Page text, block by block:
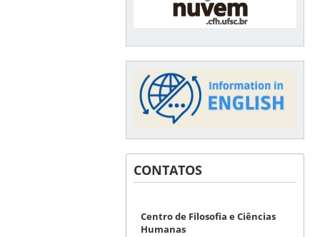
CONTATOS
Centro de Filosofia e Ciências
Humanas